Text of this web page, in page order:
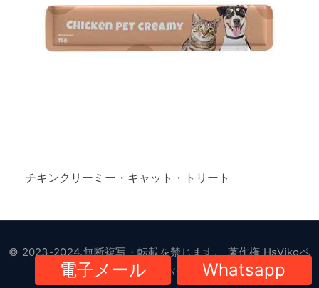
チキンクリーミー・キャット・トリート
電子メール Whatsapp
© 2023-2024.無断複写・転載を禁じます。 著作権HsVikoペ
ット用品|プライバシーポリシー